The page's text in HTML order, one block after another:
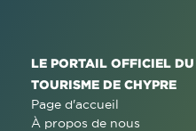
LE PORTAIL OFFICIEL DU
TOURISME DE CHYPRE
Page d'accueil
À propos de nous